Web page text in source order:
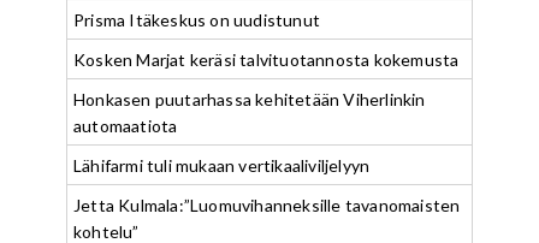
Prisma Itäkeskus on uudistunut
Kosken Marjat keräsi talvituotannosta kokemusta
Honkasen puutarhassa kehitetään Viherlinkin
automaatiota
Lähifarmi tuli mukaan vertikaaliviljelyyn
Jetta Kulmala:”Luomuvihanneksille tavanomaisten
kohtelu”